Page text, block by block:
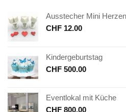
Ausstecher Mini
CHF 12.00
Kindergeburtstag
CHF 500.00
Eventlokal mit Küche
CHF 800.00